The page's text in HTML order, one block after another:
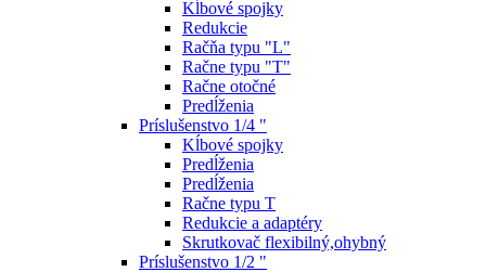
Kĺbové spojky
Redukcie
Račňa typu "L"
Račne typu "T"
Račne otočné
Predĺženia
Príslušenstvo 1/4 "
Kĺbové spojky
Predĺženia
Predĺženia
Račne typu T
Redukcie a adaptéry
Skrutkovač flexibilný,ohybný
Príslušenstvo 1/2 "